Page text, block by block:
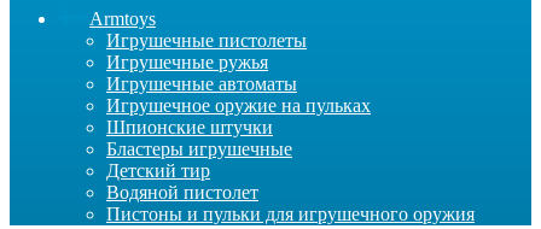
Armtoys
Игрушечные пистолеты
Игрушечные ружья
Игрушечные автоматы
Игрушечное оружие на пульках
Шпионские штучки
Бластеры игрушечные
Детский тир
Водяной пистолет
Пистоны и пульки для игрушечного оружия